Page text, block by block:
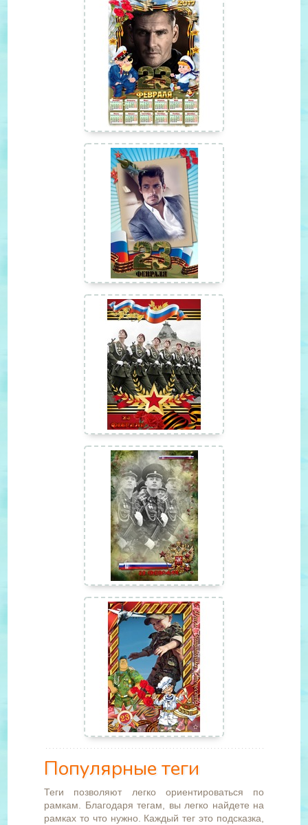
Популярные теги
Теги позволяют легко ориентироваться по
рамкам. Благодаря тегам, вы легко найдете на
рамках то что нужно. Каждый тег это подсказка,